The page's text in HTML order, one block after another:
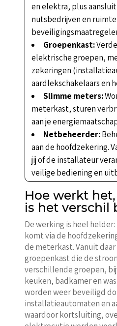
en elektra, plus
nutsbedrijven en
Groepenkast:
elektrische groepen,
zekeringen
aardlekschakelaars en
Slimme meters:
meterkast, sturen
aan je
Netbeheerder:
aan de hoofdzekering.
jij of de installateur
veilige bediening en
Hoe werkt
is het verschil
De werking is heel
komt via de
de meterkast. Vanuit
groepenkast die de
verschillende groepen,
keuken, badkamer en
worden weer beveiligd
installatieautomaten en
waardoor kortsluiting,